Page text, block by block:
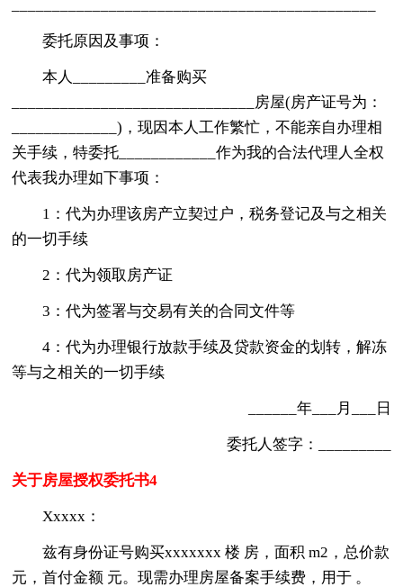
委托原因及事项：
本人_________准备购买
______________________________房屋(房产证号为：
_____________)，现因本人工作繁忙，不能亲自办理相
关手续，特委托____________作为我的合法代理人全权
代表我办理如下事项：
1：代为办理该房产立契过户，税务登记及与之相关
的一切手续
2：代为领取房产证
3：代为签署与交易有关的合同文件等
4：代为办理银行放款手续及贷款资金的划转，解冻
等与之相关的一切手续
______年___月___日
委托人签字：_________
关于房屋授权委托书4
Xxxxx：
兹有身份证号购买xxxxxxx 楼 房，面积 m2，总价款
元，首付金额 元。现需办理房屋备案手续费，用于 。